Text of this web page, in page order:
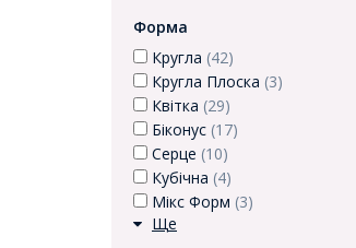
Форма
Кругла (42)
Кругла Плоска (3)
Квітка (29)
Біконус (17)
Серце (10)
Кубічна (4)
Мікс Форм (3)
Ще